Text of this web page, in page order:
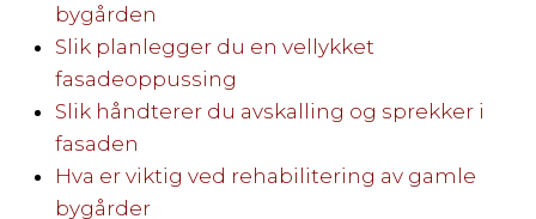
bygården
Slik planlegger du en vellykket
fasadeoppussing
Slik håndterer du avskalling og sprekker i
fasaden
Hva er viktig ved rehabilitering av gamle
bygårder